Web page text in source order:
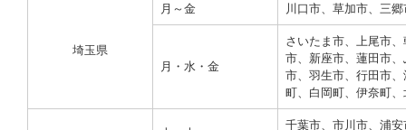
埼玉県
月～金 川口市、草加市、三
月・水・金
さいたま市、上尾市
市、新座市、蓮田市
市、羽生市、行田市
町、白岡町、伊奈町
千葉市、市川市、浦